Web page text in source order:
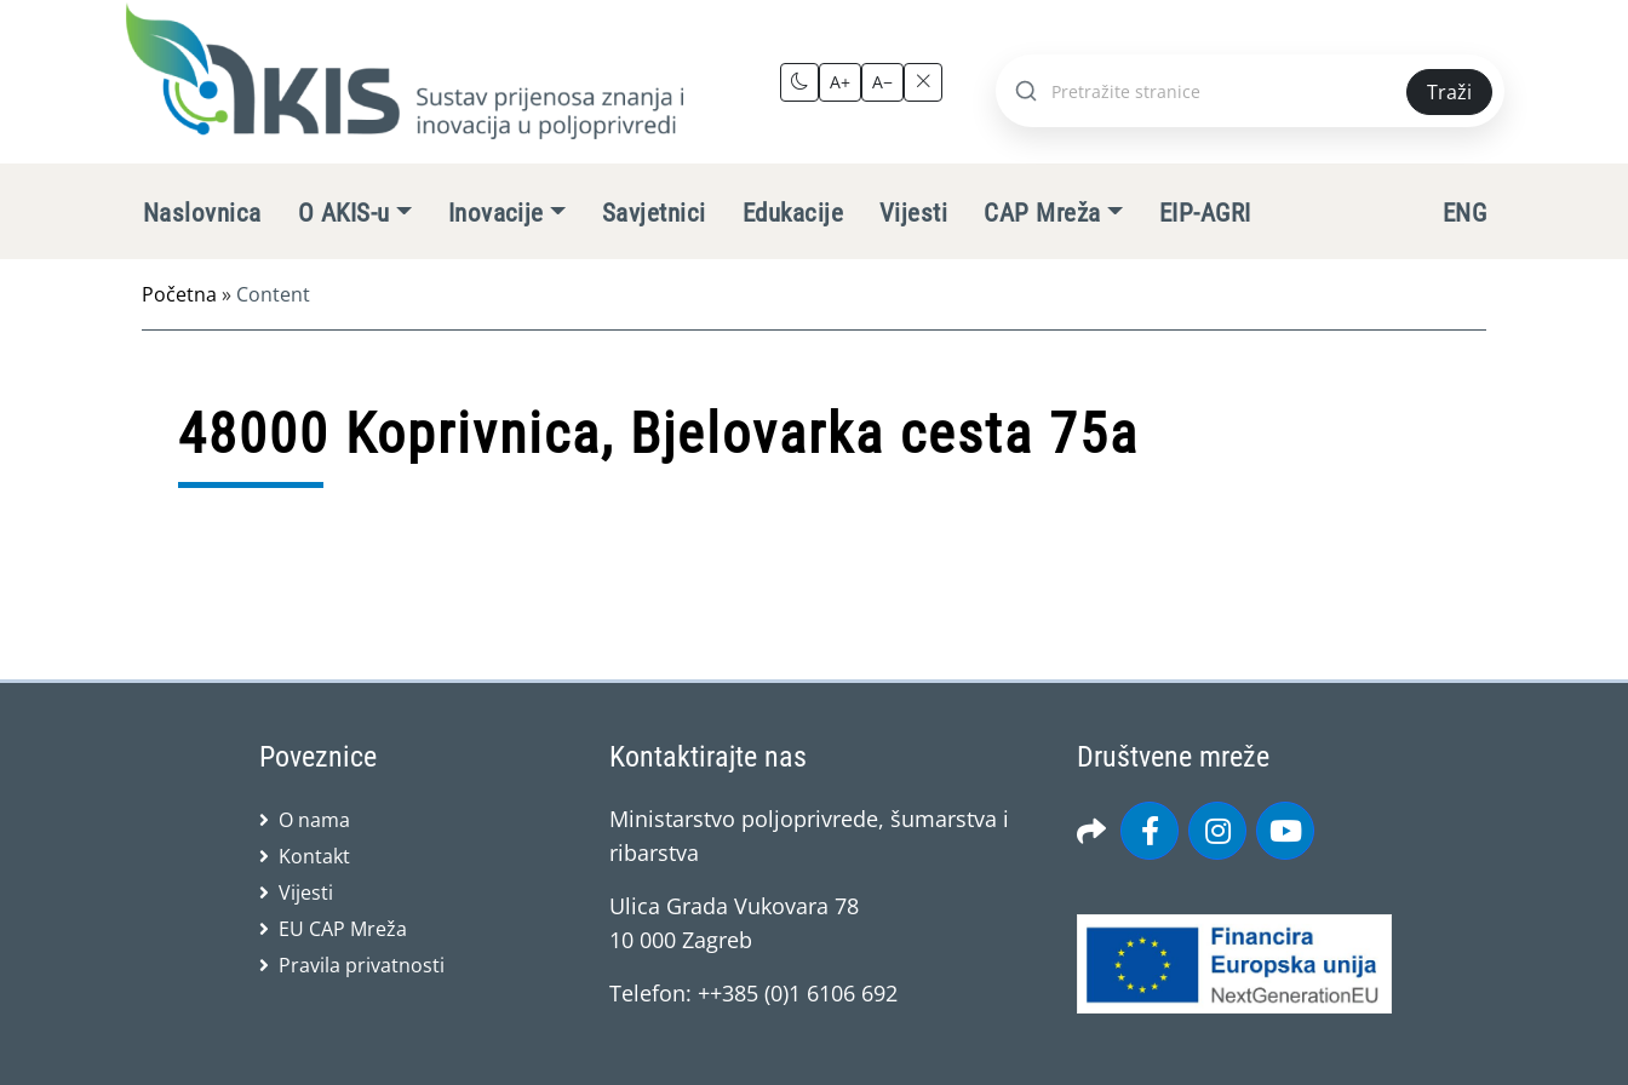
A+ A−
Pretraži
Traži
Naslovnica O AKIS-u Inovacije Savjetnici Edukacije Vijesti CAP Mreža EIP-AGRI ENG
Početna » Content
48000 Koprivnica, Bjelovarka cesta 75a
Poveznice
O nama
Kontakt
Vijesti
EU CAP Mreža
Pravila privatnosti
Kontaktirajte nas
Ministarstvo poljoprivrede, šumarstva i
ribarstva
Ulica Grada Vukovara 78
10 000 Zagreb
Telefon: ++385 (0)1 6106 692
Društvene mreže